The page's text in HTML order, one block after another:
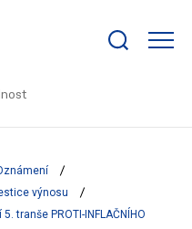
výnosu
tranše PROTI-INFLAČNÍHO